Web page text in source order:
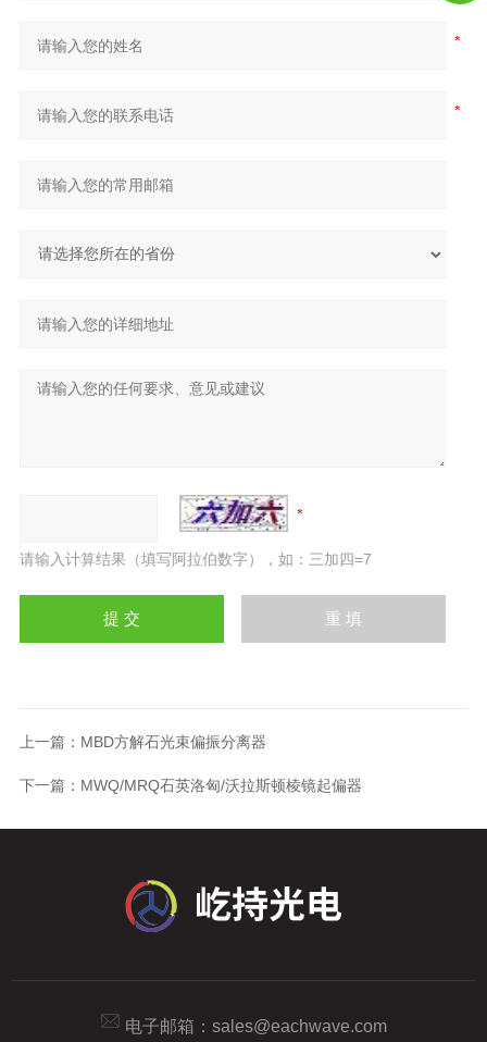
请输入计算结果（填写阿拉伯数字），如：三加四=7
上一篇： MBD方解石光束偏振分离器
下一篇： MWQ/MRQ石英洛匈/沃拉斯顿棱镜起偏器
电子邮箱： sales@eachwave.com